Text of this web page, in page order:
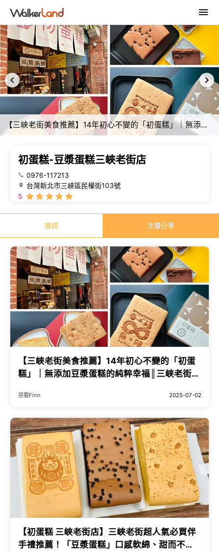
【三峽老街美食推薦】14年初心不變的「初蛋糕」｜無添加豆漿蛋糕的純粹幸福║三峽老街美食、三峽伴手禮、彌月蛋糕試吃、免費彌月試吃申請
初蛋糕-豆漿蛋糕三峽老街店
0976-117213
台灣新北市三峽區民權街103號
5
資訊 文章分享
【三峽老街美食推薦】14年初心不變的「初蛋
糕」｜無添加豆漿蛋糕的純粹幸福║三峽老街美
吃申請
芬恩Finn 2025-07-02
【初蛋糕 三峽老街店】三峽老街超人氣必買伴
手禮推薦！「豆漿蛋糕」口感軟綿、甜而不